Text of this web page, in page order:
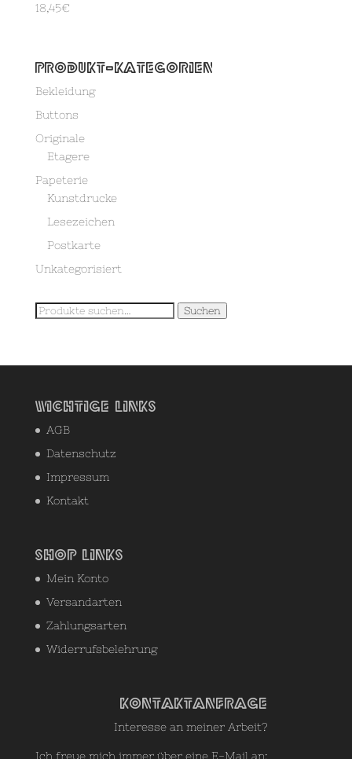
18,45€
Produkt-Kategorien
Bekleidung
Buttons
Originale
Etagere
Papeterie
Kunstdrucke
Lesezeichen
Postkarte
Unkategorisiert
Suche
Suchen
Wichtige Links
AGB
Datenschutz
Impressum
Kontakt
Shop Links
Mein Konto
Versandarten
Zahlungsarten
Widerrufsbelehrung
Kontaktanfrage
Interesse an meiner Arbeit?
Ich freue mich immer über eine E-Mail an: